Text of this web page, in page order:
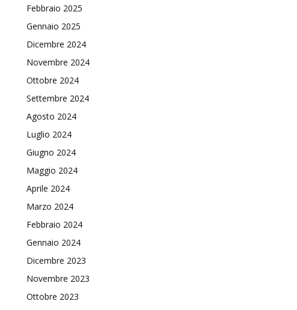
Febbraio 2025
Gennaio 2025
Dicembre 2024
Novembre 2024
Ottobre 2024
Settembre 2024
Agosto 2024
Luglio 2024
Giugno 2024
Maggio 2024
Aprile 2024
Marzo 2024
Febbraio 2024
Gennaio 2024
Dicembre 2023
Novembre 2023
Ottobre 2023